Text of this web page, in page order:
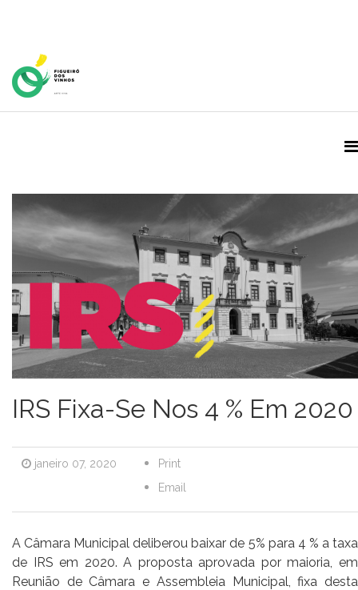
IRS Fixa-Se Nos 4 % Em 2020
janeiro 07, 2020
Print
Email
A Câmara Municipal deliberou baixar de 5% para 4 % a taxa
de IRS em 2020. A proposta aprovada por maioria, em
Reunião de Câmara e Assembleia Municipal, fixa desta